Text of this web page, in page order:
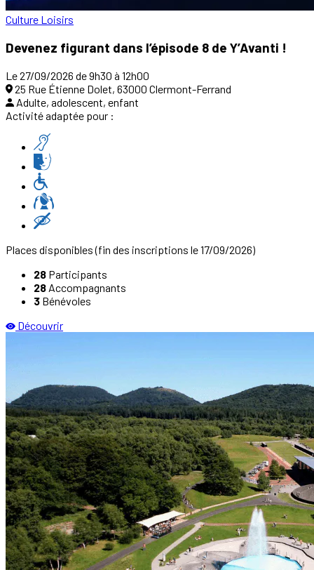
Culture Loisirs
Devenez figurant dans l’épisode 8 de Y’Avanti !
Le 27/09/2026 de 9h30 à 12h00
25 Rue Étienne Dolet, 63000 Clermont-Ferrand
Adulte, adolescent, enfant
Activité adaptée pour :
Places disponibles(fin des inscriptions le 17/09/2026)
28 Participants
28 Accompagnants
3 Bénévoles
Découvrir